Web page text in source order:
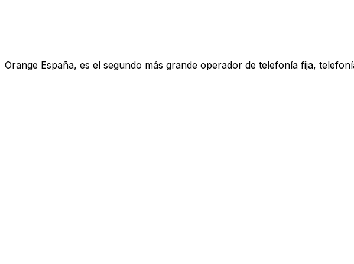
Orange España, es el segundo más grande operador de telefonía fija,